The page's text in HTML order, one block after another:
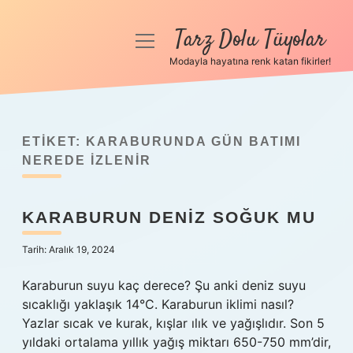
Anasayfa
Yasal Uyarı
menüyüTarz Dolu Tüyolar
Modayla hayatına renk katan fikirler!
ETIKET:
KARABURUNDA GÜN BATIMI
NEREDE IZLENIR
KARABURUN DENIZ SOĞUK MU
Tarih: Aralık 19, 2024
Karaburun suyu kaç derece? Şu anki deniz suyu
sıcaklığı yaklaşık 14°C. Karaburun iklimi nasıl?
Yazlar sıcak ve kurak, kışlar ılık ve yağışlıdır. Son 5
yıldaki ortalama yıllık yağış miktarı 650-750 mm’dir,